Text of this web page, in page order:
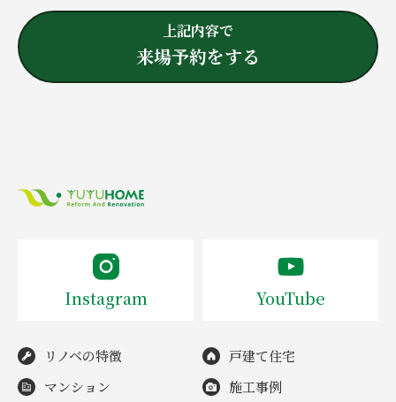
上記内容で
来場予約をする
Instagram YouTube
リノベの特徴
戸建て住宅
マンション
施工事例